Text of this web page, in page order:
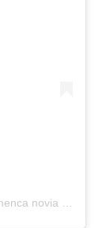
Una publicación compartida de Moda flamenca novia invitadas (@lolaazahares)